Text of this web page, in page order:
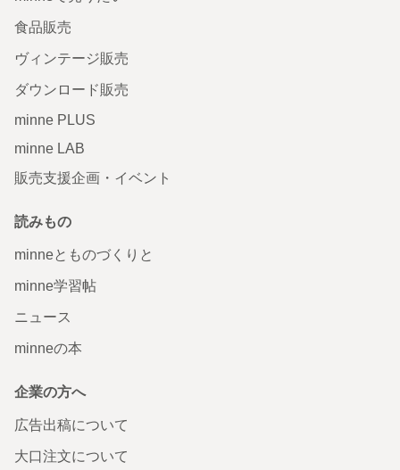
食品販売
ヴィンテージ販売
ダウンロード販売
minne PLUS
minne LAB
販売支援企画・イベント
読みもの
minneとものづくりと
minne学習帖
ニュース
minneの本
企業の方へ
広告出稿について
大口注文について